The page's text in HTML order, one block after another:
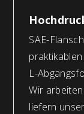
SAE-
L-
Wir
liefern